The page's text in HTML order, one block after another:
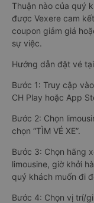
Thuận nào của quý
được Vexere cam
coupon giảm giá
sự việc.
Hướng dẫn đặt vé
Bước 1: Truy cập
CH Play hoặc App
Bước 2: Chọn
chọn “TÌM VÉ XE”.
Bước 3: Chọn hãng
limousine, giờ khởi
quý khách muốn đi
Bước 4: Chọn vị trí/